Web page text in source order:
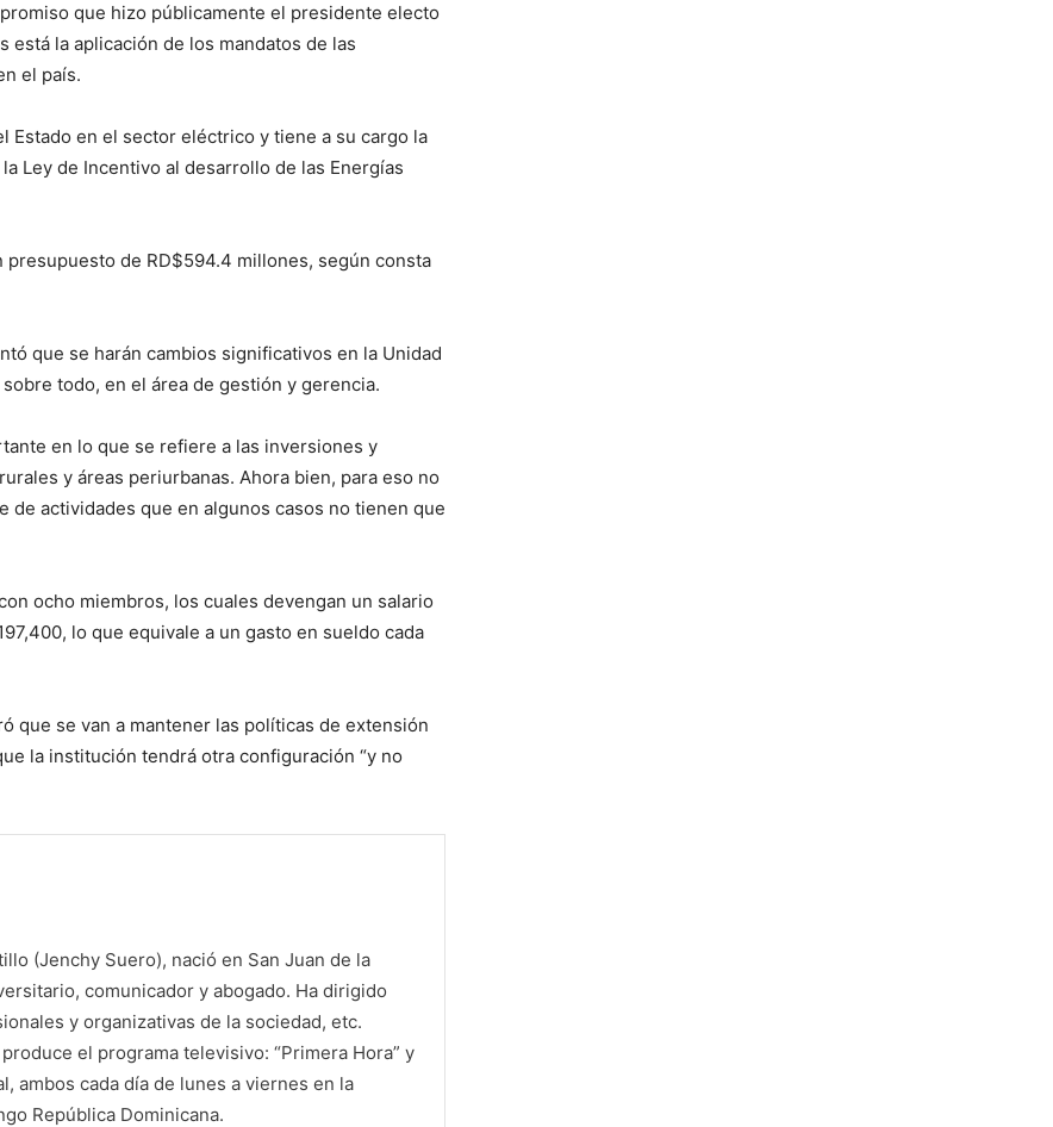
que hizo públicamente el presidente electo
está la aplicación de los mandatos de las
el país.
Estado en el sector eléctrico y tiene a su cargo la
Ley de Incentivo al desarrollo de las Energías
de RD$594.4 millones, según consta
que se harán cambios significativos en la Unidad
todo, en el área de gestión y gerencia.
en lo que se refiere a las inversiones y
y áreas periurbanas. Ahora bien, para eso no
de actividades que en algunos casos no tienen que
ocho miembros, los cuales devengan un salario
lo que equivale a un gasto en sueldo cada
que se van a mantener las políticas de extensión
la institución tendrá otra configuración “y no
(Jenchy Suero), nació en San Juan de la
comunicador y abogado. Ha dirigido
y organizativas de la sociedad, etc.
el programa televisivo: “Primera Hora” y
ambos cada día de lunes a viernes en la
República Dominicana.